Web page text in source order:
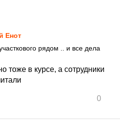
Енот
рядом .. и все дела
тоже в курсе, а сотрудники
0